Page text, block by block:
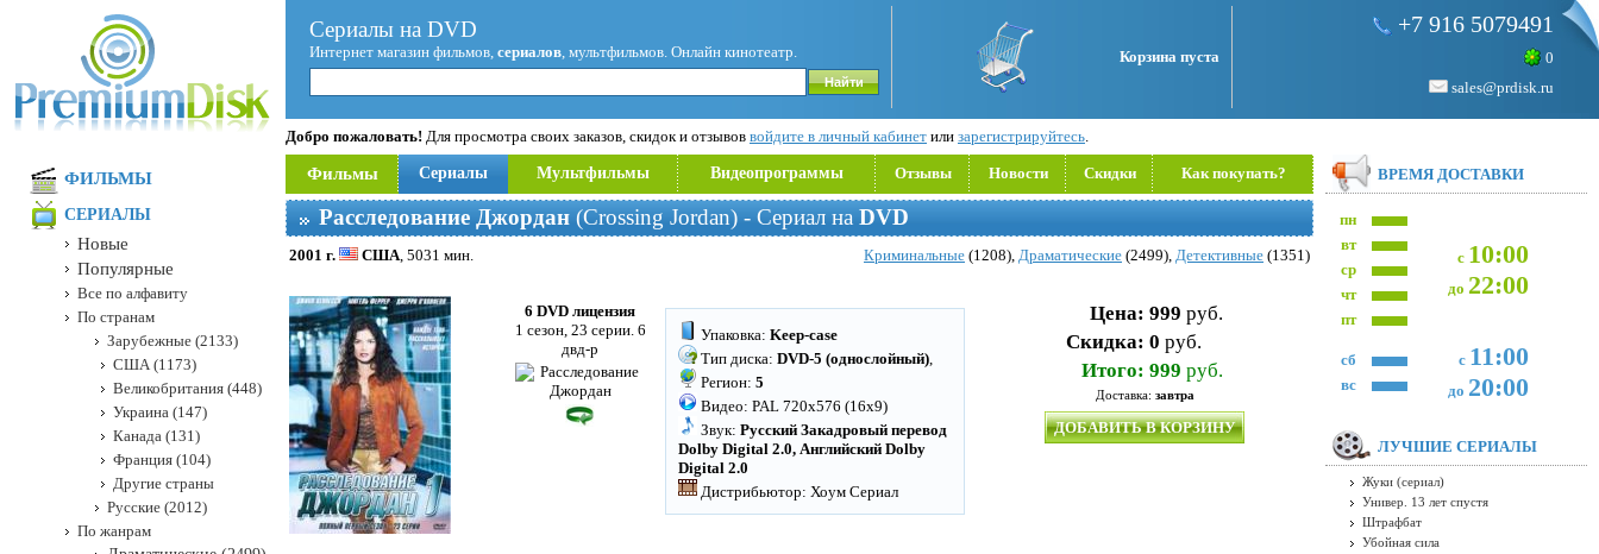
Сериалы на DVD
Интернет магазин фильмов, сериалов, мультфильмов. Онлайн кинотеатр. Корзина пуста
+7 916 5079491
0
sales@prdisk.ru
Добро пожаловать! Для просмотра своих заказов, скидок и отзывов войдите в личный кабинет или зарегистрируйтесь.
Фильмы Сериалы Мультфильмы Видеопрограммы Отзывы Новости Скидки Как покупать?
Расследование Джордан (Crossing Jordan) - Сериал на DVD
2001 г. США, 5031 мин. Криминальные (1208), Драматические (2499), Детективные (1351)
6 DVD лицензия
1 сезон, 23 серии. 6
двд-р
Упаковка: Keep-case
Тип диска: DVD-5 (однослойный),
Регион: 5
Видео: PAL 720x576 (16x9)
Звук: Русский Закадровый перевод
Dolby Digital 2.0, Английский Dolby
Digital 2.0
Дистрибьютор: Хоум Сериал
Цена: 999 руб.
Скидка: 0 руб.
Итого: 999 руб.
Доставка: завтра
ДОБАВИТЬ В КОРЗИНУ
ФИЛЬМЫ
СЕРИАЛЫ
Новые
Популярные
Все по алфавиту
По странам
Зарубежные (2133)
США (1173)
Великобритания (448)
Украина (147)
Канада (131)
Франция (104)
Другие страны
Русские (2012)
По жанрам
ВРЕМЯ ДОСТАВКИ
пн
с 10:00
до 22:00
вт
ср
чт
пт
с 11:00
до 20:00
сб
вс
ЛУЧШИЕ СЕРИАЛЫ
Жуки (сериал)
Универ. 13 лет спустя
Штрафбат
Убойная сила